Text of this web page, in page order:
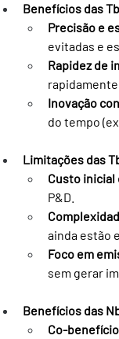
Benefícios das
Precisão e
evitadas e
Rapidez de
Inovação
do tempo
Limitações das
Custo inicial
P&D.
ainda estão
Foco em
sem gerar
Benefícios das
Co-